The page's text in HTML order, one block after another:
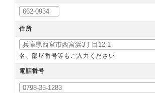
住所
名、部屋番号等もご入力ください
電話番号